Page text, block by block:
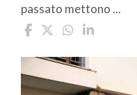
passato mettono ...